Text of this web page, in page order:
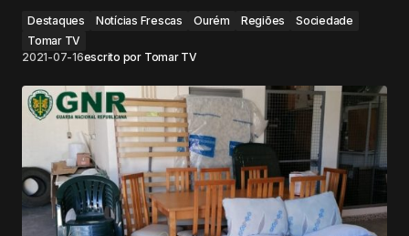
Destaques Notícias Frescas Ourém Regiões
Sociedade
Tomar TV
2021-07-16escrito por Tomar TV